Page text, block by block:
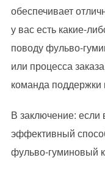
обеспечивает
у вас есть какие-
поводу фульво-
или процесса
команда поддержки
В заключение:
эффективный
фульво-гуминовый